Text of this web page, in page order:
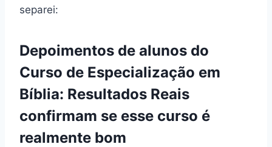
separei:
Depoimentos de alunos do
Curso de Especialização em
Bíblia: Resultados Reais
confirmam se esse curso é
realmente bom